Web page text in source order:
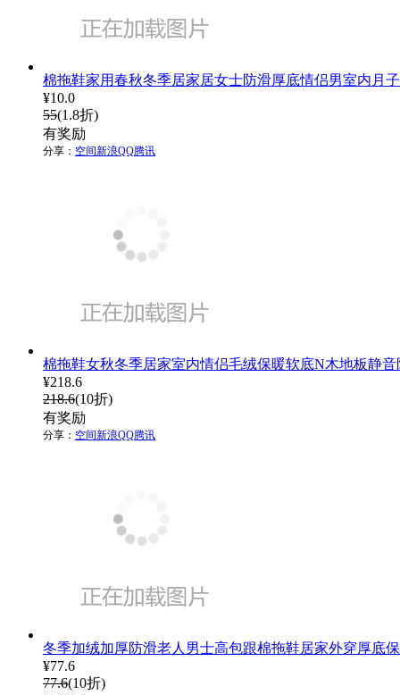
棉拖鞋家用春秋冬季居家居女士防滑厚底情侣男室内月
¥10.0
55(1.8折)
有奖励
分享： 空间新浪QQ腾讯
棉拖鞋女秋冬季居家室内情侣毛绒保暖软底N木地板静音
¥218.6
218.6(10折)
有奖励
分享： 空间新浪QQ腾讯
冬季加绒加厚防滑老人男士高包跟棉拖鞋居家外穿厚底
¥77.6
77.6(10折)